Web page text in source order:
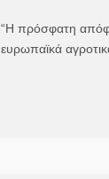
“Η πρόσφατη
ευρωπαϊκά